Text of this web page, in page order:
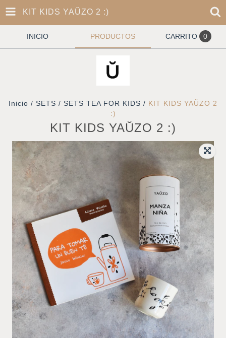
KIT KIDS YAŬZO 2 :)
INICIO PRODUCTOS CARRITO 0
Inicio / SETS / SETS TEA FOR KIDS / KIT KIDS YAŬZO 2
:)
KIT KIDS YAŬZO 2 :)